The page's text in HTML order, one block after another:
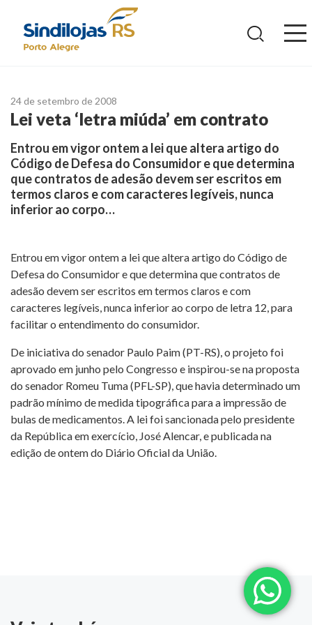
24 de setembro de 2008
Lei veta ‘letra miúda’ em contrato
Entrou em vigor ontem a lei que altera artigo do
Código de Defesa do Consumidor e que determina
que contratos de adesão devem ser escritos em
termos claros e com caracteres legíveis, nunca
inferior ao corpo…
Entrou em vigor ontem a lei que altera artigo do Código de
Defesa do Consumidor e que determina que contratos de
adesão devem ser escritos em termos claros e com
caracteres legíveis, nunca inferior ao corpo de letra 12, para
facilitar o entendimento do consumidor.
De iniciativa do senador Paulo Paim (PT-RS), o projeto foi
aprovado em junho pelo Congresso e inspirou-se na proposta
do senador Romeu Tuma (PFL-SP), que havia determinado um
padrão mínimo de medida tipográfica para a impressão de
bulas de medicamentos. A lei foi sancionada pelo presidente
da República em exercício, José Alencar, e publicada na
edição de ontem do Diário Oficial da União.